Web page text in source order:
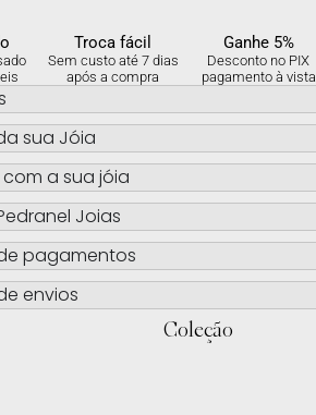
Troca fácil
Sem custo até 7 dias
após a compra
Ganhe 5%
Desconto no PIX
pagamento à vista
sua Jóia
a sua jóia
Joias
pagamentos
envios
Coleção